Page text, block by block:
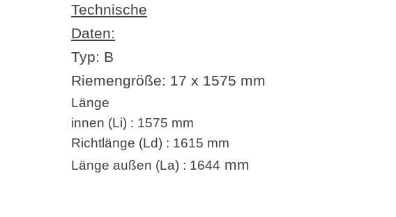
Technische
Daten:
Typ: B
Riemengröße: 17 x 1575 mm
Länge
innen (Li) : 1575 mm
Richtlänge (Ld) : 1615 mm
Länge außen (La) : 1644 mm